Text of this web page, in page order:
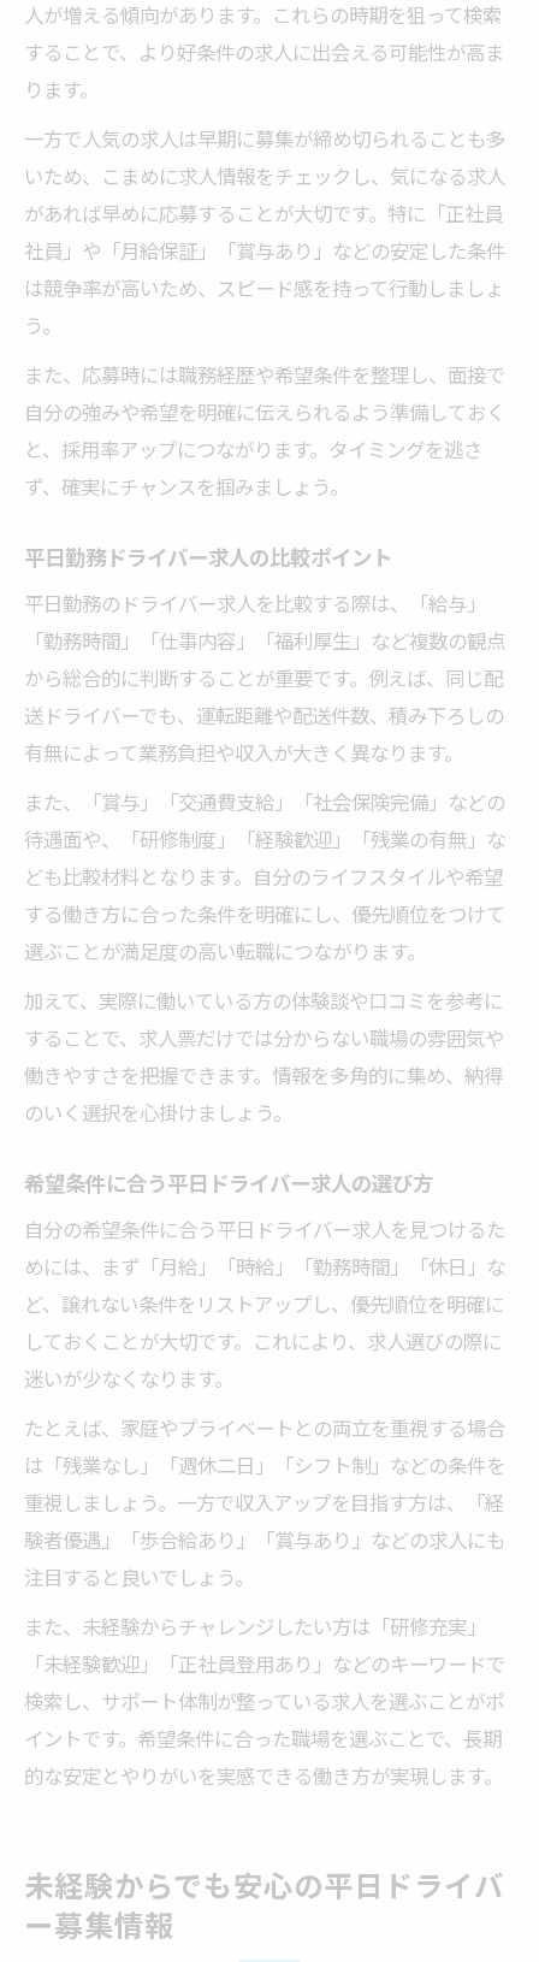
人が増える傾向があります。これらの時期を狙って検索
することで、より好条件の求人に出会える可能性が高ま
ります。
一方で人気の求人は早期に募集が締め切られることも多
いため、こまめに求人情報をチェックし、気になる求人
があれば早めに応募することが大切です。特に「正社員
社員」や「月給保証」「賞与あり」などの安定した条件
は競争率が高いため、スピード感を持って行動しましょ
う。
また、応募時には職務経歴や希望条件を整理し、面接で
自分の強みや希望を明確に伝えられるよう準備しておく
と、採用率アップにつながります。タイミングを逃さ
ず、確実にチャンスを掴みましょう。
平日勤務ドライバー求人の比較ポイント
平日勤務のドライバー求人を比較する際は、「給与」
「勤務時間」「仕事内容」「福利厚生」など複数の観点
から総合的に判断することが重要です。例えば、同じ配
送ドライバーでも、運転距離や配送件数、積み下ろしの
有無によって業務負担や収入が大きく異なります。
また、「賞与」「交通費支給」「社会保険完備」などの
待遇面や、「研修制度」「経験歓迎」「残業の有無」な
ども比較材料となります。自分のライフスタイルや希望
する働き方に合った条件を明確にし、優先順位をつけて
選ぶことが満足度の高い転職につながります。
加えて、実際に働いている方の体験談や口コミを参考に
することで、求人票だけでは分からない職場の雰囲気や
働きやすさを把握できます。情報を多角的に集め、納得
のいく選択を心掛けましょう。
希望条件に合う平日ドライバー求人の選び方
自分の希望条件に合う平日ドライバー求人を見つけるた
めには、まず「月給」「時給」「勤務時間」「休日」な
ど、譲れない条件をリストアップし、優先順位を明確に
しておくことが大切です。これにより、求人選びの際に
迷いが少なくなります。
たとえば、家庭やプライベートとの両立を重視する場合
は「残業なし」「週休二日」「シフト制」などの条件を
重視しましょう。一方で収入アップを目指す方は、「経
験者優遇」「歩合給あり」「賞与あり」などの求人にも
注目すると良いでしょう。
また、未経験からチャレンジしたい方は「研修充実」
「未経験歓迎」「正社員登用あり」などのキーワードで
検索し、サポート体制が整っている求人を選ぶことがポ
イントです。希望条件に合った職場を選ぶことで、長期
的な安定とやりがいを実感できる働き方が実現します。
未経験からでも安心の平日ドライバ
ー募集情報